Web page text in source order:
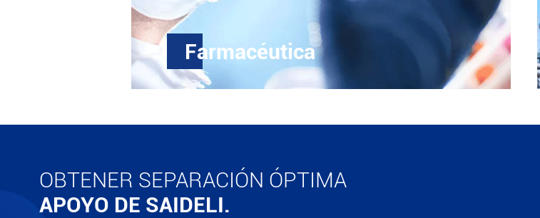
Farmacéutica
ha utilizado la centrifugadora para hacer frente a la
entera del sello, el Alto GMP y el cumplimiento de la FDA,
alto grado de automatización, así como menos
consumo de energía, es muy popular en todo el mundo.
OBTENER SEPARACIÓN ÓPTIMA
APOYO DE SAIDELI.